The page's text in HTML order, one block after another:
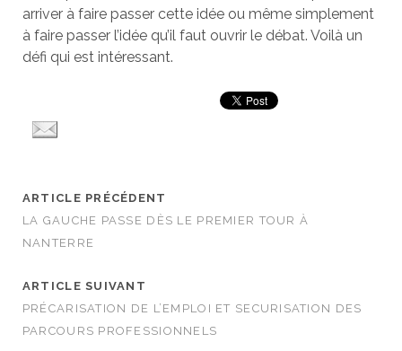
arriver à faire passer cette idée ou même simplement
à faire passer l’idée qu’il faut ouvrir le débat. Voilà un
défi qui est intéressant.
ARTICLE PRÉCÉDENT
LA GAUCHE PASSE DÈS LE PREMIER TOUR À
NANTERRE
ARTICLE SUIVANT
PRÉCARISATION DE L’EMPLOI ET SECURISATION DES
PARCOURS PROFESSIONNELS